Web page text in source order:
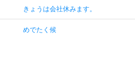
きょうは会社休みます。
めでたく候